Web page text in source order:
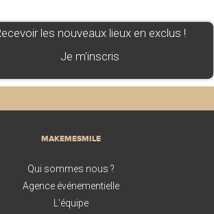
les nouveaux lieux en exclus !
Je m'inscris
MAKEMESMILE
Qui sommes nous ?
Agence événementielle
L'équipe